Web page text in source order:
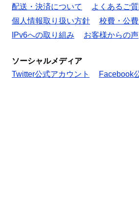
配送・決済について
よくあるご
個人情報取り扱い方針
校費・公
IPv6への取り組み
お客様からの声
ソーシャルメディア
Twitter公式アカウント
Facebook